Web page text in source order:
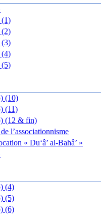
(1)
(2)
(3)
(4)
(5)
(10)
(11)
(12 & fin)
l’associationnisme
« Du‘â’ al-Bahâ’ »
(4)
(5)
(6)